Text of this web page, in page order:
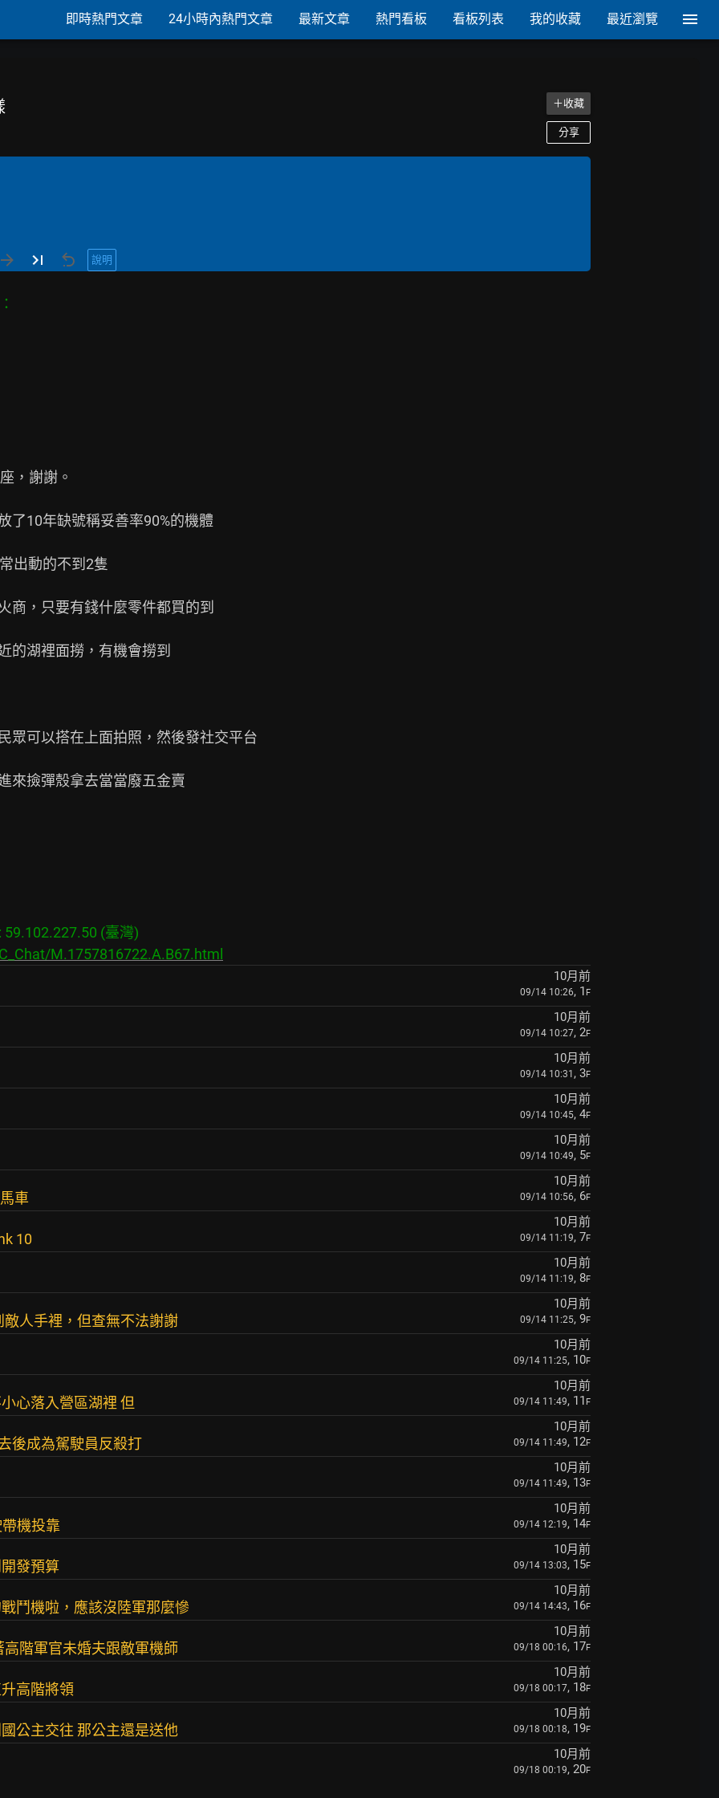
即時熱門文章 24小時內熱門文章 最新文章 熱門看板 看板列表 我的收藏 最近瀏覽
＋收藏
分享
說明
，謝謝。
了10年缺號稱妥善率90%的機體
出動的不到2隻
商，只要有錢什麼零件都買的到
的湖裡面撈，有機會撈到
眾可以搭在上面拍照，然後發社交平台
來撿彈殼拿去當當廢五金賣
(臺灣)
M.1757816722.A.B67.html
10月前
09/14 10:26, 1 F
10月前
09/14 10:27, 2F
10月前
09/14 10:31 , 3F
10月前
09/14 10:45, 4F
10月前
09/14 10:49, 5F
10月前
車 09/14 10:56, 6F
10月前
10 09/14 11:19, 7F
10月前
09/14 11:19, 8F
10月前
人手裡，但查無不法謝謝 09/14 11:25, 9F
10月前
09/14 11:25, 10F
10月前
心落入營區湖裡 但 09/14 11:49, 11 F
10月前
後成為駕駛員反殺打 09/14 11:49, 12F
10月前
09/14 11:49, 13F
10月前
機投靠 09/14 12:19, 14F
10月前
發預算 09/14 13:03, 15F
10月前
鬥機啦，應該沒陸軍那麼慘 09/14 14:43, 16F
10月前
階軍官未婚夫跟敵軍機師 09/18 00:16, 17F
10月前
高階將領 09/18 00:17, 18F
10月前
公主交往 那公主還是送他 09/18 00:18, 19F
10月前
09/18 00:19, 20F